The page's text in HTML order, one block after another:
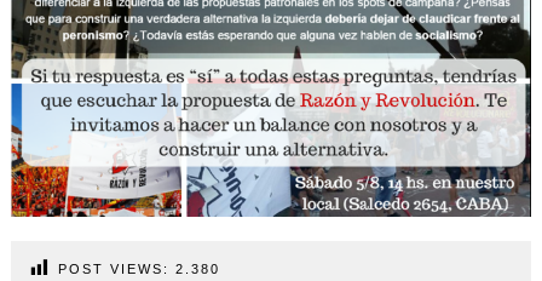
POST VIEWS: 2.380